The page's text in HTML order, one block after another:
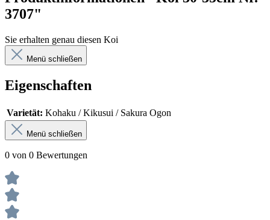
3707"
Sie erhalten genau diesen Koi
Menü schließen
Eigenschaften
Varietät: Kohaku / Kikusui / Sakura Ogon
Menü schließen
0 von 0 Bewertungen